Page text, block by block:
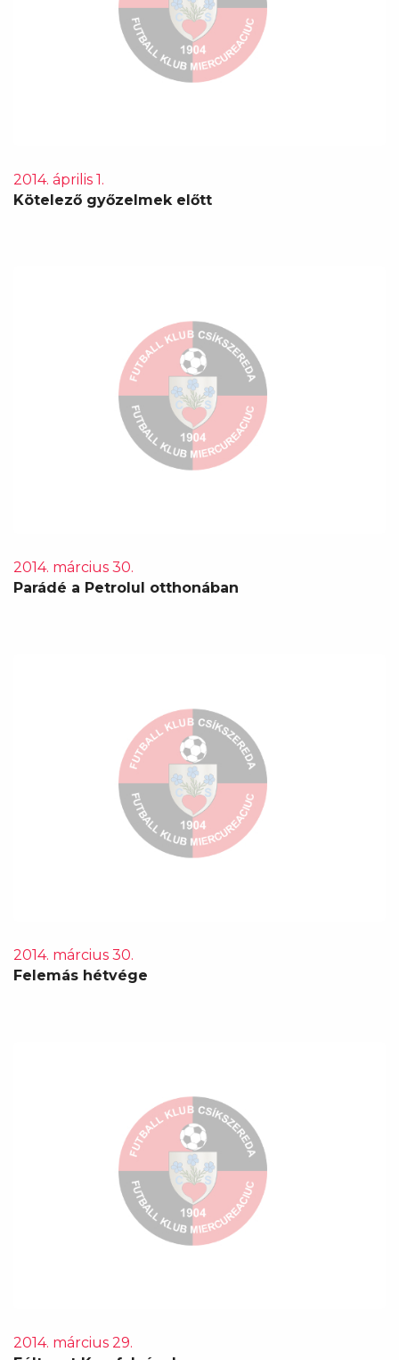
2014. április 1.
Kötelező győzelmek előtt
2014. március 30.
Parádé a Petrolul otthonában
2014. március 30.
Felemás hétvége
2014. március 29.